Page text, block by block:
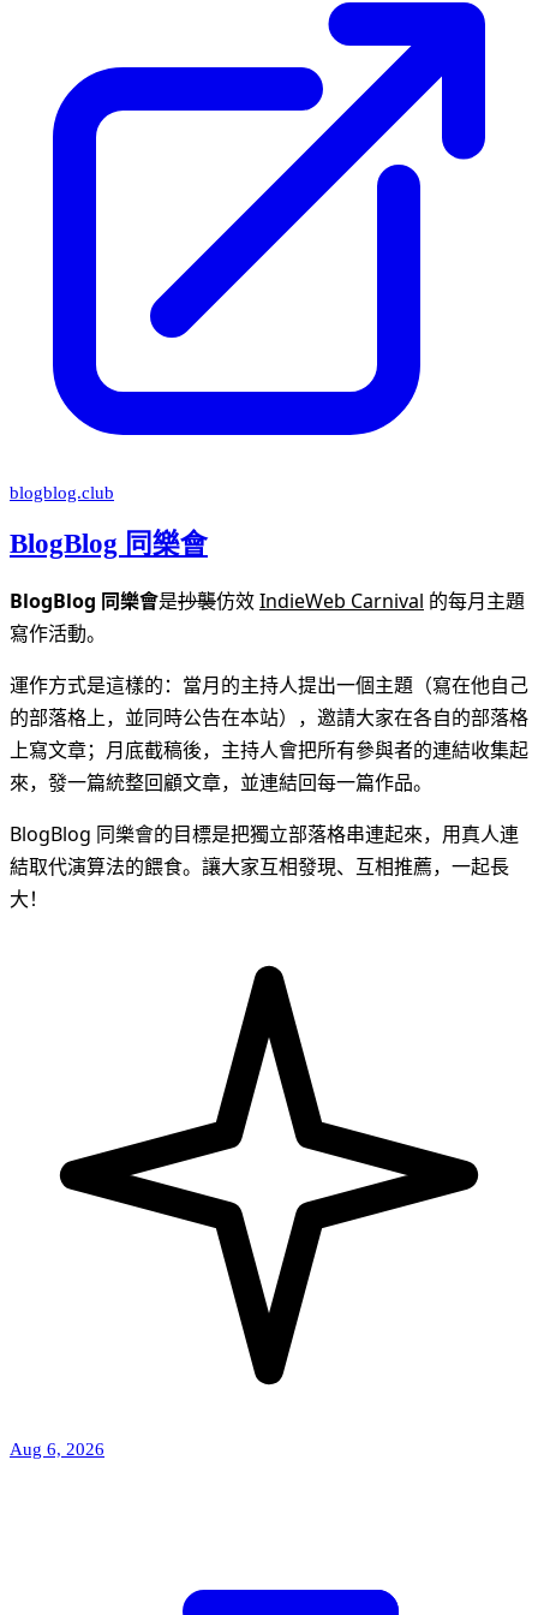
blogblog.club
BlogBlog 同樂會
BlogBlog 同樂會是抄襲仿效IndieWeb Carnival 的每月主題
寫作活動。
運作方式是這樣的：當月的主持人提出一個主題（寫在他自己
的部落格上，並同時公告在本站），邀請大家在各自的部落格
上寫文章；月底截稿後，主持人會把所有參與者的連結收集起
來，發一篇統整回顧文章，並連結回每一篇作品。
BlogBlog 同樂會的目標是把獨立部落格串連起來，用真人連
結取代演算法的餵食。讓大家互相發現、互相推薦，一起長
大！
Aug 6, 2026